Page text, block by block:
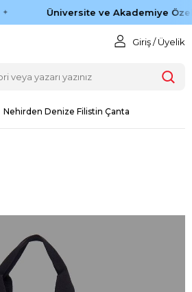
Üniversite ve Akademiye
Giriş / Üyelik
Nehirden Denize Filistin Çanta